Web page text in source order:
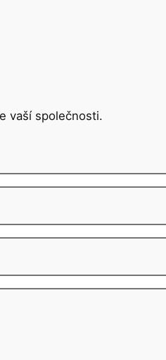
vaší společnosti.